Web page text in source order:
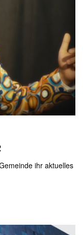
ihr aktuelles